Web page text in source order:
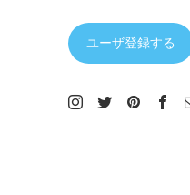
ユーザ登録する